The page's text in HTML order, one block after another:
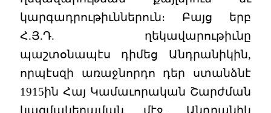
կարգադրութիւններուն։ Բայց երբ
Հ.Յ.Դ. ղեկավարութիւնը
պաշտօնապէս դիմեց Անդրանիկին,
որպէսզի առաջնորդո դեր ստանձնէ
1915ին Հայ Կամաւորական Շարժման
կազմակերպման մէջ, Անդրանիկ